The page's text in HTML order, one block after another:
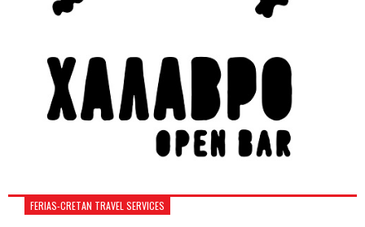
FERIAS-CRETAN TRAVEL SERVICES